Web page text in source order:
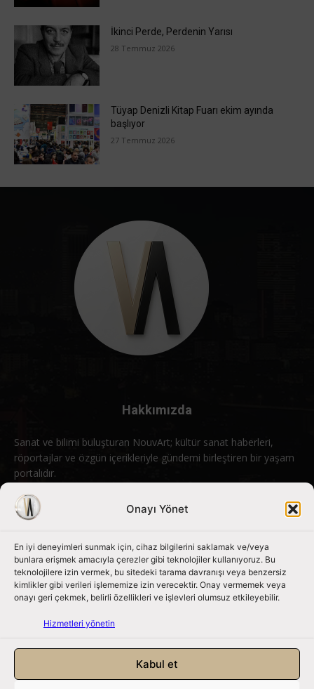
Onayı Yönet
En iyi deneyimleri sunmak için, cihaz bilgilerini saklamak ve/veya
bunlara erişmek amacıyla çerezler gibi teknolojiler kullanıyoruz. Bu
teknolojilere izin vermek, bu sitedeki tarama davranışı veya benzersiz
kimlikler gibi verileri işlememize izin verecektir. Onay vermemek veya
onayı geri çekmek, belirli özellikleri ve işlevleri olumsuz etkileyebilir.
Hizmetleri yönetin
Kabul et
İkinci Perde, Perdenin Yarısı
28 Temmuz 2026
Tüyap Denizli Kitap Fuarı ekim ayında
başlıyor
27 Temmuz 2026
Hakkımızda
Sanat ve bilimi buluşturan NouvArt; kültür sanat haberleri,
röportajlar ve özgün içerikleriyle gündemi birleştiren bir yaşam
portalıdır.
Bizimle iletişime geçin: info@nouvart.net
Bizi Takip Edin